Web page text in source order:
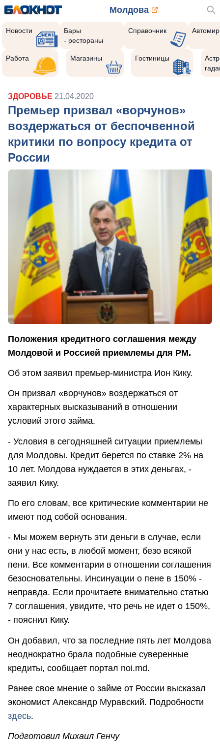
Молдова
Новости
Бары
- рестораны
Справочник Автомир
Работа Магазины Гостиницы
ЗДОРОВЬЕ 21.04.2020
Премьер призвал «ворчунов»
воздержаться от беспочвенной
критики по вопросу кредита от
России
Положения кредитного соглашения между
Молдовой и Россией приемлемы для РМ.
Об этом заявил премьер-министра Ион Кику.
Он призвал «ворчунов» воздержаться от
характерных высказываний в отношении
условий этого займа.
- Условия в сегодняшней ситуации приемлемы
для Молдовы. Кредит берется по ставке 2% на
10 лет. Молдова нуждается в этих деньгах, -
заявил Кику.
По его словам, все критические комментарии не
имеют под собой основания.
- Мы можем вернуть эти деньги в случае, если
они у нас есть, в любой момент, безо всякой
пени. Все комментарии в отношении соглашения
безосновательны. Инсинуации о пене в 150% -
неправда. Если прочитаете внимательно статью
7 соглашения, увидите, что речь не идет о 150%,
- пояснил Кику.
Он добавил, что за последние пять лет Молдова
неоднократно брала подобные суверенные
кредиты, сообщает портал noi.md.
Ранее свое мнение о займе от России высказал
экономист Александр Муравский. Подробности
здесь.
Подготовил Михаил Генчу